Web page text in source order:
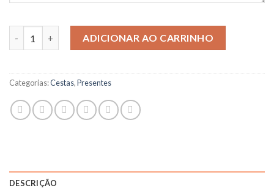
ADICIONAR AO CARRINHO
Categorias:Cestas,Presentes
DESCRIÇÃO